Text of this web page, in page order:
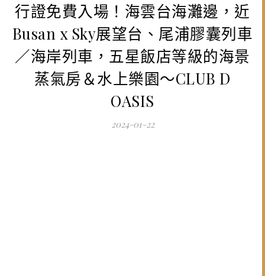
行證免費入場！海雲台海灘邊，近
Busan x Sky展望台、尾浦膠囊列車
／海岸列車，五星飯店等級的海景
蒸氣房＆水上樂園～CLUB D
OASIS
2024-01-22